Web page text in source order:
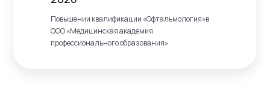
Повышении квалификации «Офтальмология»в
ООО «Медицинская академия
профессионального образования»